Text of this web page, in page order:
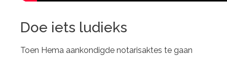
Doe iets ludieks
Toen Hema aankondigde notarisaktes te gaan